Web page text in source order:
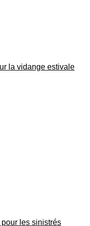
la vidange estivale
les sinistrés